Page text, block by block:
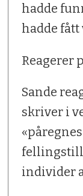
hadde
hadde fått
Reagerer
Sande
skriver i
individer